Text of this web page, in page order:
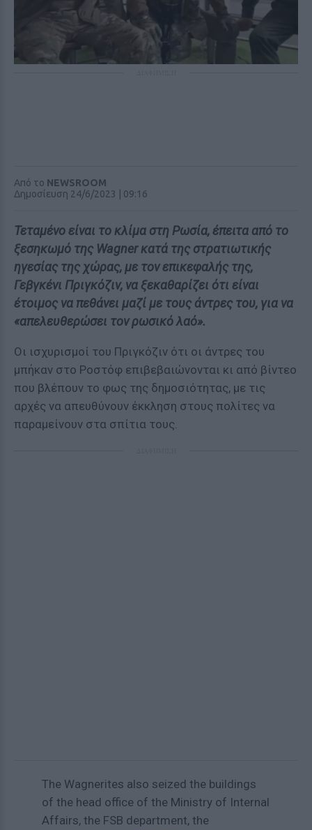
Από το NEWSROOM
Δημοσίευση 24/6/2023 | 09:16
Τεταμένο είναι το κλίμα στη Ρωσία, έπειτα από το
ξεσηκωμό της Wagner κατά της στρατιωτικής
ηγεσίας της χώρας, με τον επικεφαλής της,
Γεβγκένι Πριγκόζιν, να ξεκαθαρίζει ότι είναι
έτοιμος να πεθάνει μαζί με τους άντρες του, για να
«απελευθερώσει τον ρωσικό λαό».
Οι ισχυρισμοί του Πριγκόζιν ότι οι άντρες του
μπήκαν στο Ροστόφ επιβεβαιώνονται κι από βίντεο
που βλέπουν το φως της δημοσιότητας, με τις
αρχές να απευθύνουν έκκληση στους πολίτες να
παραμείνουν στα σπίτια τους.
The Wagnerites also seized the buildings
of the head office of the Ministry of Internal
Affairs, the FSB department, the